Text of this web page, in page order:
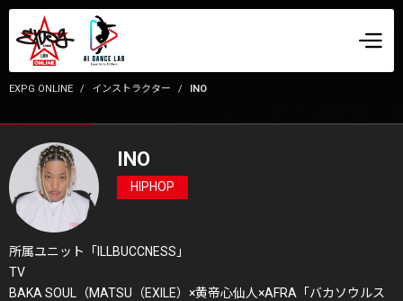
EXPG ONLINE インストラクター INO
INO
HIPHOP
所属ユニット「ILLBUCCNESS」
TV
BAKA SOUL（MATSU（EXILE）×黄帝心仙人×AFRA「バカソウルス